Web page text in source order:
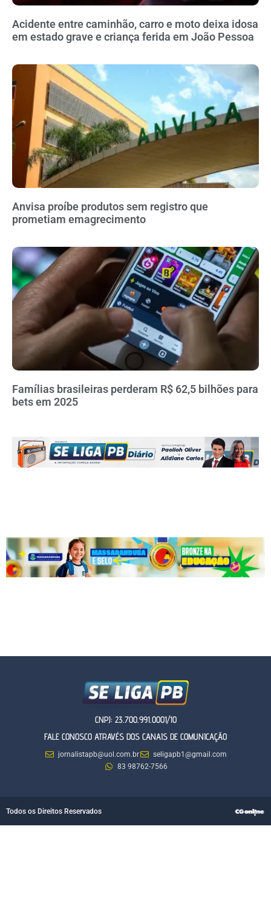
Acidente entre caminhão, carro e moto deixa idosa
em estado grave e criança ferida em João Pessoa
Anvisa proíbe produtos sem registro que
prometiam emagrecimento
Famílias brasileiras perderam R$ 62,5 bilhões para
bets em 2025
CNPJ: 23.700.991.0001/10
FALE CONOSCO ATRAVÉS DOS CANAIS DE COMUNICAÇÃO
jornalistapb@uol.com.br
seligapb1@gmail.com
83 98762-7566
Todos os Direitos Reservados